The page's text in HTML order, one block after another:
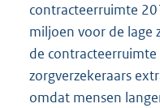
contracteerruimte
miljoen voor de lage
de
zorgverzekeraars
omdat mensen